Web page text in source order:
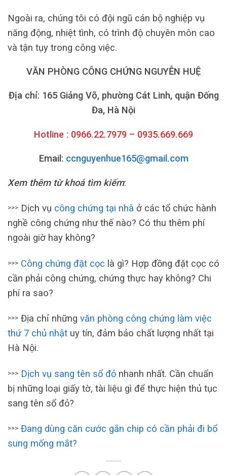
Ngoài ra, chúng tôi có đội ngũ cán bộ nghiệp vụ
năng động, nhiệt tình, có trình độ chuyên môn cao
và tận tụy trong công việc.
VĂN PHÒNG CÔNG CHỨNG NGUYỄN HUỆ
Địa chỉ: 165 Giảng Võ, phường Cát Linh, quận Đống
Đa, Hà Nội
Hotline : 0966.22.7979 – 0935.669.669
Email: ccnguyenhue165@gmail.com
Xem thêm từ khoá tìm kiếm:
>>> Dịch vụ công chứng tại nhà ở các tổ chức hành
nghề công chứng như thế nào? Có thu thêm phí
ngoài giờ hay không?
>>> Công chứng đặt cọc là gì? Hợp đồng đặt cọc có
cần phải công chứng, chứng thực hay không? Chi
phí ra sao?
>>> Địa chỉ những văn phòng công chứng làm việc
thứ 7 chủ nhật uy tín, đảm bảo chất lượng nhất tại
Hà Nội.
>>> Dịch vụ sang tên sổ đỏ nhanh nhất. Cần chuẩn
bị những loại giấy tờ, tài liệu gì để thực hiện thủ tục
sang tên sổ đỏ?
>>> Đang dùng căn cước gắn chip có cần phải đi bổ
sung mống mắt?